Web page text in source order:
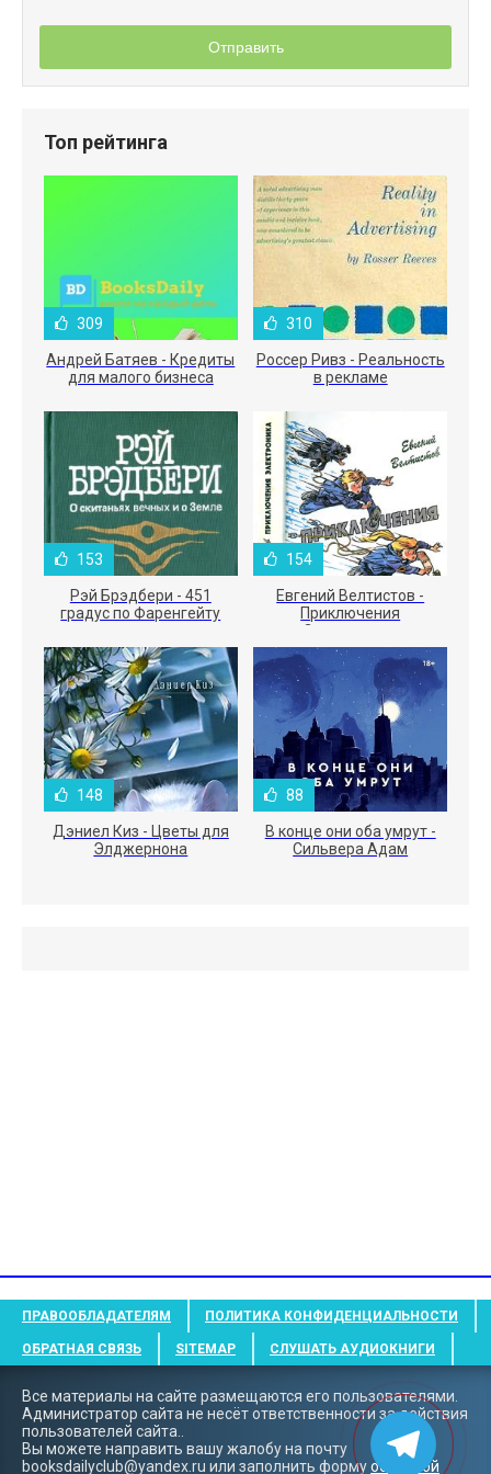
Отправить
Топ рейтинга
309
Андрей Батяев - Кредиты
для малого бизнеса
310
Россер Ривз - Реальность
в рекламе
153
Рэй Брэдбери - 451
градус по Фаренгейту
154
Евгений Велтистов -
Приключения
Электроника
148
Дэниел Киз - Цветы для
Элджернона
88
В конце они оба умрут -
Сильвера Адам
ПРАВООБЛАДАТЕЛЯМ ПОЛИТИКА КОНФИДЕНЦИАЛЬНОСТИ
ОБРАТНАЯ СВЯЗЬ SITEMAP СЛУШАТЬ АУДИОКНИГИ
Все материалы на сайте размещаются его пользователями.
Администратор сайта не несёт ответственности за действия
пользователей сайта..
Вы можете направить вашу жалобу на почту
booksdailyclub@yandex.ru или заполнить формуобратной